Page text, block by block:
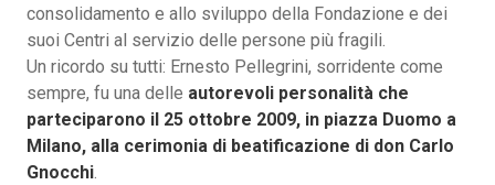
consolidamento e allo sviluppo della Fondazione e dei
suoi Centri al servizio delle persone più fragili.
Un ricordo su tutti: Ernesto Pellegrini, sorridente come
sempre, fu una delle autorevoli personalità che
parteciparono il 25 ottobre 2009, in piazza Duomo a
Milano, alla cerimonia di beatificazione di don Carlo
Gnocchi.